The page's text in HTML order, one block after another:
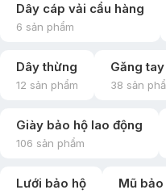
Dây cáp vải cẩu hàng
6 sản phẩm
Dây thừng
12 sản phẩm
Găng
38 sản
Giày bảo hộ lao động
106 sản phẩm
Lưới bảo hộ Mũ bảo